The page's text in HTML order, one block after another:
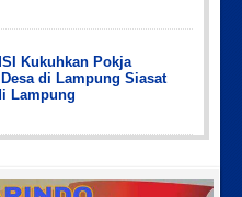
Kukuhkan Pokja
di Lampung Siasat
Lampung